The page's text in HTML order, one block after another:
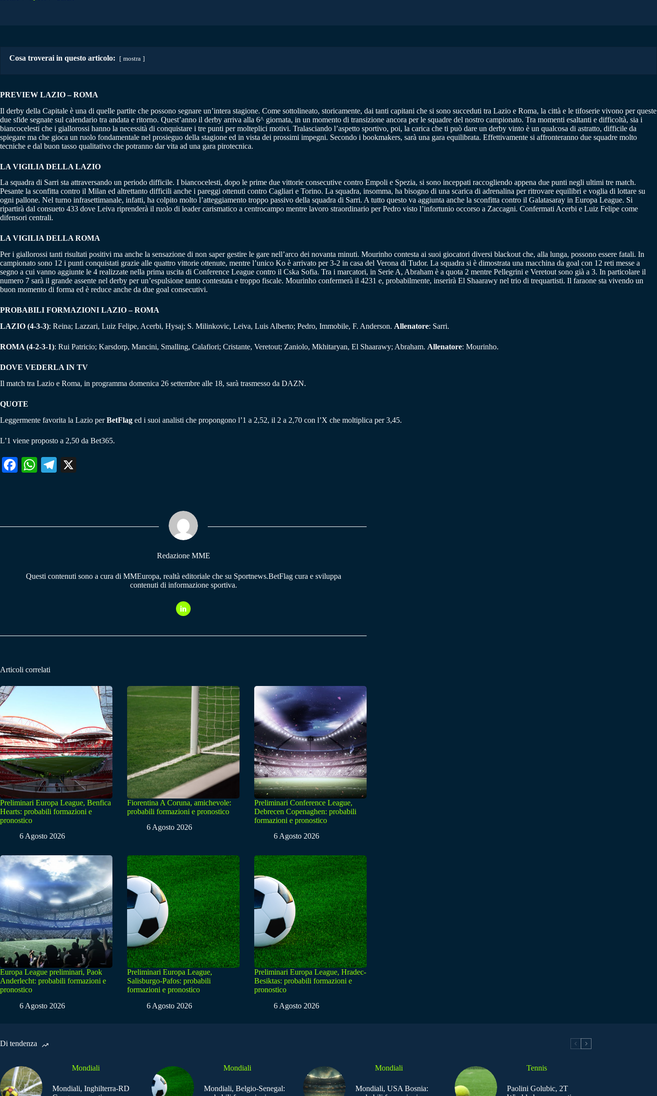
Cosa troverai in questo articolo: mostra
PREVIEW LAZIO – ROMA
Il derby della Capitale è una di quelle partite che possono segnare un’intera stagione. Come sottolineato, storicamente, dai tanti capitani che si sono succeduti tra Lazio e Roma, la città e le tifoserie vivono per queste
due sfide segnate sul calendario tra andata e ritorno. Quest’anno il derby arriva alla 6^ giornata, in un momento di transizione ancora per le squadre del nostro campionato. Tra momenti esaltanti e difficoltà, sia i
biancocelesti che i giallorossi hanno la necessità di conquistare i tre punti per molteplici motivi. Tralasciando l’aspetto sportivo, poi, la carica che ti può dare un derby vinto è un qualcosa di astratto, difficile da
spiegare ma che gioca un ruolo fondamentale nel prosieguo della stagione ed in vista dei prossimi impegni. Secondo i bookmakers, sarà una gara equilibrata. Effettivamente si affronteranno due squadre molto
tecniche e dal buon tasso qualitativo che potranno dar vita ad una gara pirotecnica.
LA VIGILIA DELLA LAZIO
La squadra di Sarri sta attraversando un periodo difficile. I biancocelesti, dopo le prime due vittorie consecutive contro Empoli e Spezia, si sono inceppati raccogliendo appena due punti negli ultimi tre match.
Pesante la sconfitta contro il Milan ed altrettanto difficili anche i pareggi ottenuti contro Cagliari e Torino. La squadra, insomma, ha bisogno di una scarica di adrenalina per ritrovare equilibri e voglia di lottare su
ogni pallone. Nel turno infrasettimanale, infatti, ha colpito molto l’atteggiamento troppo passivo della squadra di Sarri. A tutto questo va aggiunta anche la sconfitta contro il Galatasaray in Europa League. Si
ripartirà dal consueto 433 dove Leiva riprenderà il ruolo di leader carismatico a centrocampo mentre lavoro straordinario per Pedro visto l’infortunio occorso a Zaccagni. Confermati Acerbi e Luiz Felipe come
difensori centrali.
LA VIGILIA DELLA ROMA
Per i giallorossi tanti risultati positivi ma anche la sensazione di non saper gestire le gare nell’arco dei novanta minuti. Mourinho contesta ai suoi giocatori diversi blackout che, alla lunga, possono essere fatali. In
campionato sono 12 i punti conquistati grazie alle quattro vittorie ottenute, mentre l’unico Ko è arrivato per 3-2 in casa del Verona di Tudor. La squadra si è dimostrata una macchina da goal con 12 reti messe a
segno a cui vanno aggiunte le 4 realizzate nella prima uscita di Conference League contro il Cska Sofia. Tra i marcatori, in Serie A, Abraham è a quota 2 mentre Pellegrini e Veretout sono già a 3. In particolare il
numero 7 sarà il grande assente nel derby per un’espulsione tanto contestata e troppo fiscale. Mourinho confermerà il 4231 e, probabilmente, inserirà El Shaarawy nel trio di trequartisti. Il faraone sta vivendo un
buon momento di forma ed è reduce anche da due goal consecutivi.
PROBABILI FORMAZIONI LAZIO – ROMA
LAZIO (4-3-3): Reina; Lazzari, Luiz Felipe, Acerbi, Hysaj; S. Milinkovic, Leiva, Luis Alberto; Pedro, Immobile, F. Anderson. Allenatore: Sarri.
ROMA (4-2-3-1): Rui Patricio; Karsdorp, Mancini, Smalling, Calafiori; Cristante, Veretout; Zaniolo, Mkhitaryan, El Shaarawy; Abraham. Allenatore: Mourinho.
DOVE VEDERLA IN TV
Il match tra Lazio e Roma, in programma domenica 26 settembre alle 18, sarà trasmesso da DAZN.
QUOTE
Leggermente favorita la Lazio perBetFlag ed i suoi analisti che propongono l’1 a 2,52, il 2 a 2,70 con l’X che moltiplica per 3,45.
L’1 viene proposto a 2,50 da Bet365.
Fa W
pp
Te
m
Redazione MME
Questi contenuti sono a cura di MMEuropa, realtà editoriale che su Sportnews.BetFlag cura e sviluppa
contenuti di informazione sportiva.
Articoli correlati
Preliminari Europa League, Benfica
Hearts: probabili formazioni e
pronostico
6 Agosto 2026
Fiorentina A Coruna, amichevole:
probabili formazioni e pronostico
6 Agosto 2026
Preliminari Conference League,
Debrecen Copenaghen: probabili
formazioni e pronostico
6 Agosto 2026
Europa League preliminari, Paok
Anderlecht: probabili formazioni e
pronostico
6 Agosto 2026
Preliminari Europa League,
Salisburgo-Pafos: probabili
formazioni e pronostico
6 Agosto 2026
Preliminari Europa League, Hradec-
Besiktas: probabili formazioni e
pronostico
6 Agosto 2026
Di tendenza
Mondiali
Mondiali, Inghilterra-RD
Mondiali
Mondiali, Belgio-Senegal:
Mondiali
Mondiali, USA Bosnia:
Tennis
Paolini Golubic, 2T